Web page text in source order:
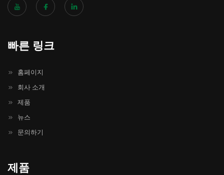
빠른 링크
홈페이지
회사 소개
제품
뉴스
문의하기
제품